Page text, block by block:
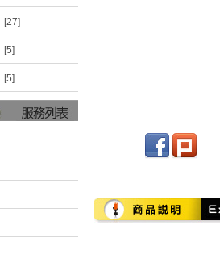
[27]
[5]
[5]